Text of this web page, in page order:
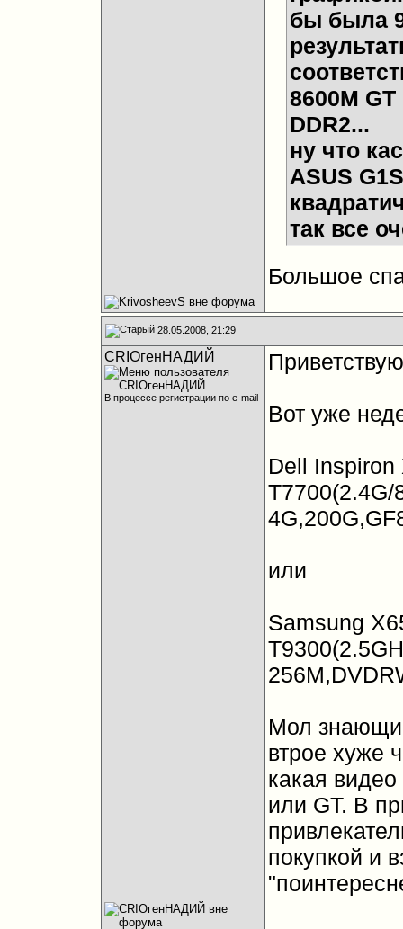
бы была
8600M
DDR2...
ну что
ASUS
так все
Большое
28.05.2008, 21:29
CRIOгенНАДИЙ
В процессе регистрации по e-mail
Вот уже
Dell Inspiron
T7700(2.4G/
или
Samsung
Мол
втрое хуже
какая видео
или GT. В
покупкой и